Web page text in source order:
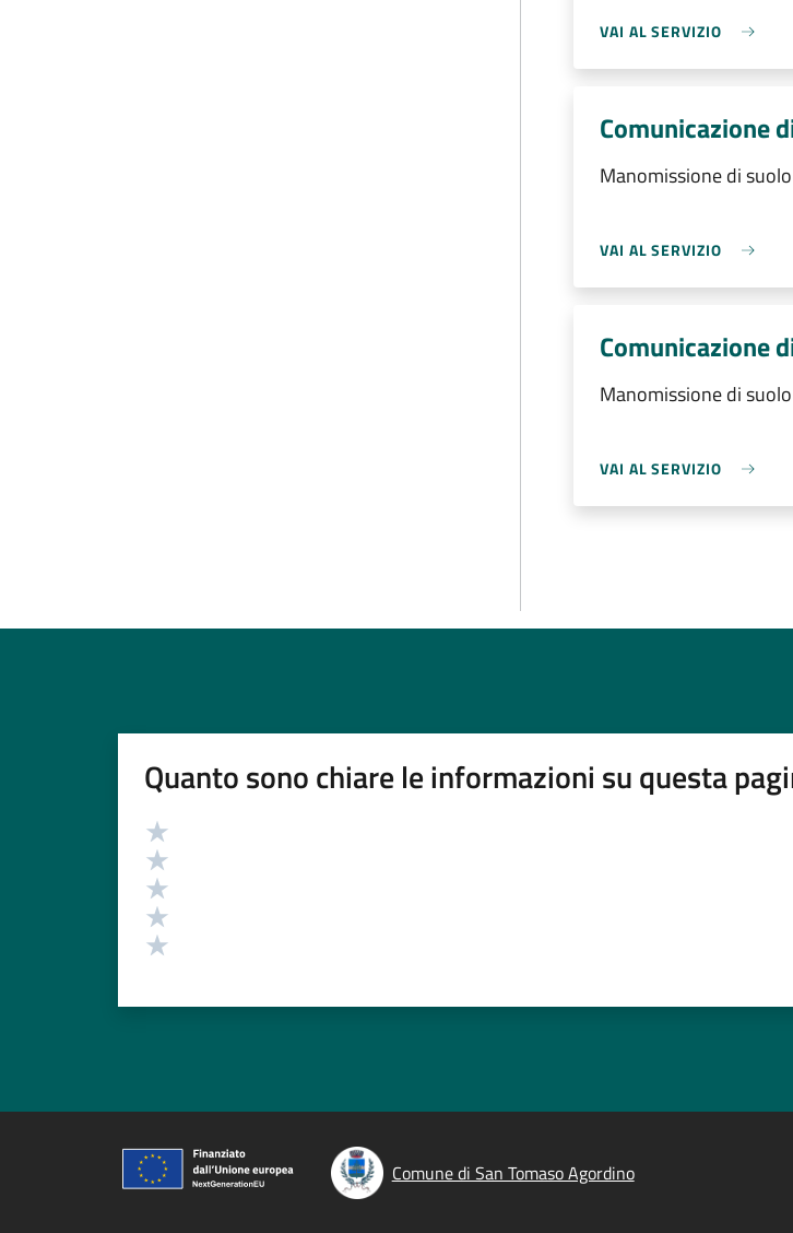
VAI AL SERVIZIO
Comunicazione
Manomissione di
VAI AL SERVIZIO
Comunicazione
Manomissione di
VAI AL SERVIZIO
Quanto sono chiare le informazioni su questa
Valutazione
Comune di San Tomaso Agordino